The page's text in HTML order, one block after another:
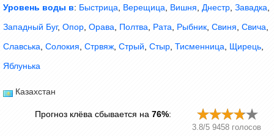
Уровень воды в: Быстрица, Верещица, Вишня, Днестр, Завадка,
Западный Буг, Опор, Орава, Полтва, Рата, Рыбник, Свиня, Свича,
Славська, Солокия, Стрвяж, Стрый, Стыр, Тисменница, Щирець,
Яблунька
Казахстан
Прогноз клёва сбывается на 76%:
3.8/5 9458 голосов